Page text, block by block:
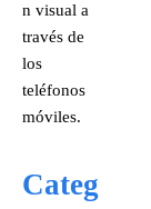
n visual a
través de
los
teléfonos
móviles.
Categ